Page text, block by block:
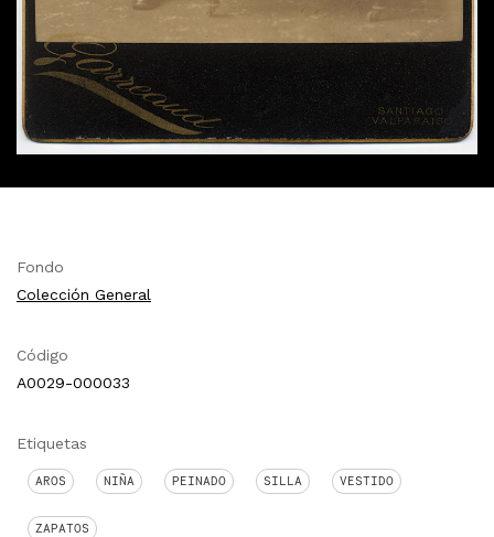
Fondo
Colección General
Código
A0029-000033
Etiquetas
AROS NIÑA PEINADO SILLA VESTIDO
ZAPATOS